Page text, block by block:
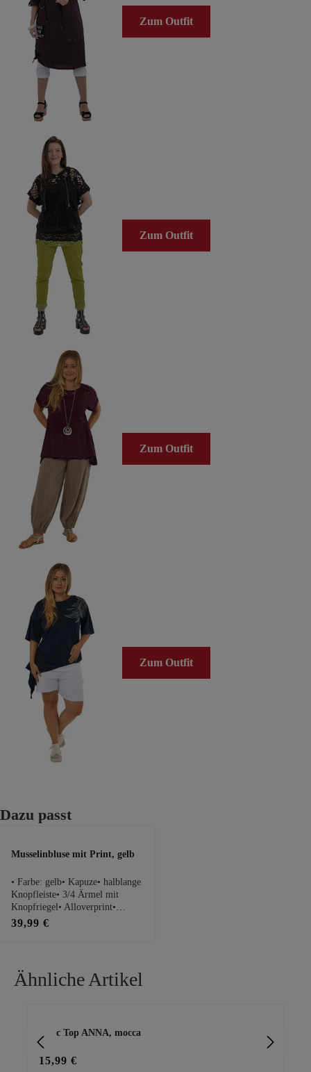
Zum Outfit
Zum Outfit
Zum Outfit
Zum Outfit
Produktgalerie überspringen
Dazu passt
Musselinbluse mit Print, gelb
• Farbe: gelb• Kapuze• halblange
Knopfleiste• 3/4 Ärmel mit
Knopfriegel• Alloverprint•
Rückseite ca. 14cm länger•
100% BaumwollePassform Maße
Gesamtlänge: 69cmHinweis: Es
handelt sich hierbei um einen
39,99 €
Ähnliche Artikel
Basic Top ANNA, mocca
15,99 €